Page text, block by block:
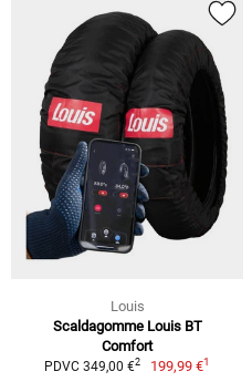
Louis
Scaldagomme Louis BT
Comfort
PDVC 349,00 €2 199,99 €1